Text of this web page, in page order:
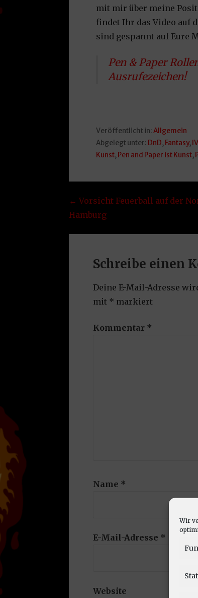
Wir
mit mir über meine
findet Ihr das Video auf
sind gespannt auf Eure
Pen & Paper
Ausrufezeichen!
Veröffentlicht in:Allgemein
Abgelegt unter: DnD, Fantasy,
Kunst, Pen and Paper ist Kunst,
← Vorsicht Feuerball auf der
Hamburg
Schreibe einen
Deine E-Mail-Adresse
mit * markiert
Kommentar *
Name *
E-Mail-Adresse *
Website